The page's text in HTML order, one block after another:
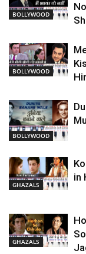
BOLLYWOOD
BOLLYWOOD
BOLLYWOOD
GHAZALS
in
GHAZALS